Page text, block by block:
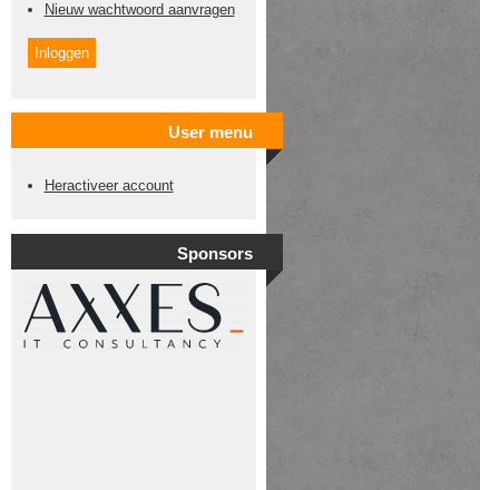
Nieuw wachtwoord aanvragen
User menu
Heractiveer account
Sponsors